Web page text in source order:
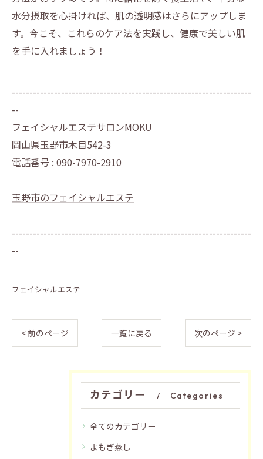
水分摂取を心掛ければ、肌の透明感はさらにアップしま
す。今こそ、これらのケア法を実践し、健康で美しい肌
を手に入れましょう！
--------------------------------------------------------------------
--
フェイシャルエステサロンMOKU
岡山県玉野市木目542-3
電話番号 : 090-7970-2910
玉野市のフェイシャルエステ
--------------------------------------------------------------------
--
フェイシャルエステ
< 前のページ 一覧に戻る 次のページ >
カテゴリー Categories
全てのカテゴリー
よもぎ蒸し